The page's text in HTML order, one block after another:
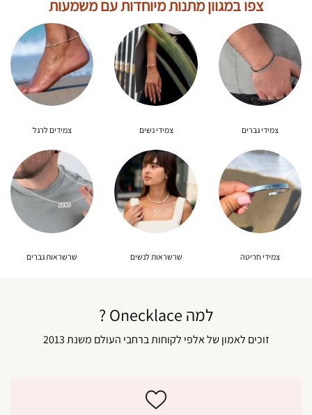
צפו במגוון מתנות מיוחדות עם משמעות
צמידי גברים צמידי נשים צמידים לרגל
צמידי חריטה שרשראות לנשים שרשראות גברים
למה Onecklace ?
זוכים לאמון של אלפי לקוחות ברחבי העולם משנת 2013